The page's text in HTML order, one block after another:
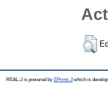
REAL-J is powered by EPrints 3which is